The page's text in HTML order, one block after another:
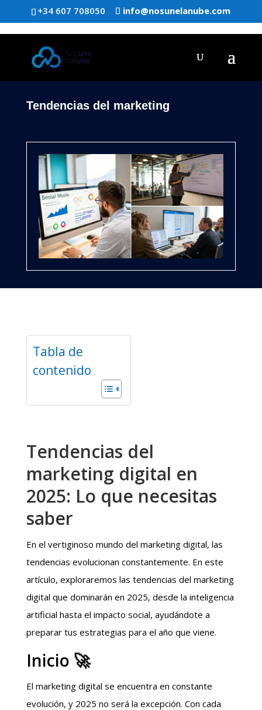
+34 607 708050 info@nosunelanube.com
Tendencias del marketing
Tabla de
contenido
Tendencias del
marketing digital en
2025: Lo que necesitas
saber
En el vertiginoso mundo del marketing digital, las
tendencias evolucionan constantemente. En este
artículo, exploraremos las tendencias del marketing
digital que dominarán en 2025, desde la inteligencia
artificial hasta el impacto social, ayudándote a
preparar tus estrategias para el año que viene.
Inicio 🚀
El marketing digital se encuentra en constante
evolución, y 2025 no será la excepción. Con cada